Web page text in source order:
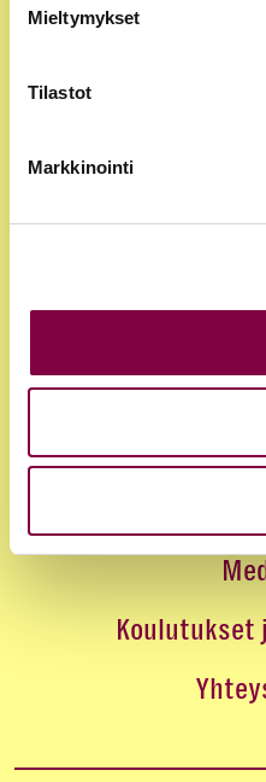
Mieltymykset
Tilastot
Markkinointi
Edut
Koulutukset